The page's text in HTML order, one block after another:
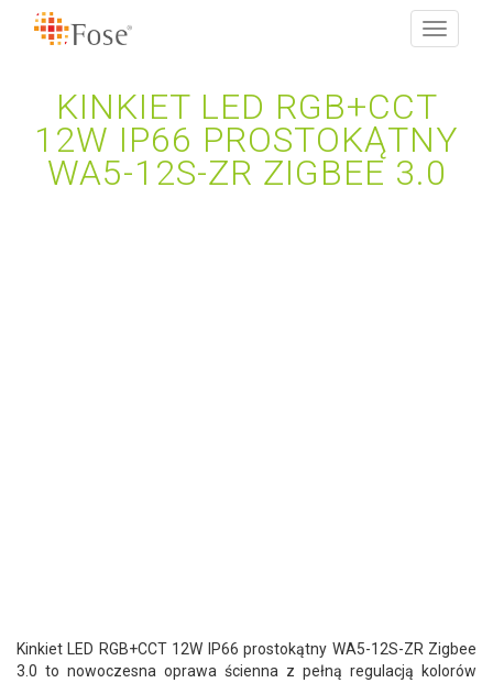
Toggle
KINKIET LED RGB+CCT
12W IP66 PROSTOKĄTNY
WA5-12S-ZR ZIGBEE 3.0
Kinkiet LED RGB+CCT 12W IP66 prostokątny WA5-12S-ZR Zigbee
3.0 to nowoczesna oprawa ścienna z pełną regulacją kolorów